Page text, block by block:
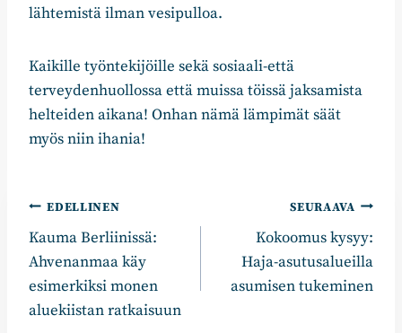
lähtemistä ilman vesipulloa.
Kaikille työntekijöille sekä sosiaali-että
terveydenhuollossa että muissa töissä jaksamista
helteiden aikana! Onhan nämä lämpimät säät
myös niin ihania!
Artikkelien
selaus
EDELLINEN
Kauma Berliinissä:
Ahvenanmaa käy
esimerkiksi monen
aluekiistan ratkaisuun
SEURAAVA
Kokoomus kysyy:
Haja-asutusalueilla
asumisen tukeminen